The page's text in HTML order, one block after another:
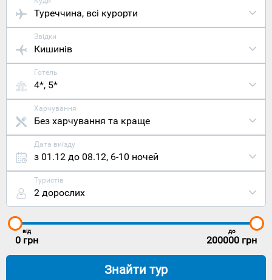
Туреччина, всі курорти
Звідки
Кишинів
Готель
4*, 5*
Харчування
Без харчування та краще
Дата виїзду
з 01.12 до 08.12, 6-10 ночей
Туристів
2 дорослих
від
0 грн
до
200000 грн
Знайти тур